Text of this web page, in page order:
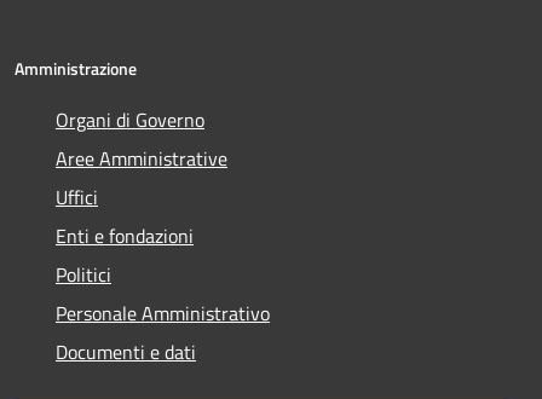
Amministrazione
Organi di Governo
Aree Amministrative
Uffici
Enti e fondazioni
Politici
Personale Amministrativo
Documenti e dati